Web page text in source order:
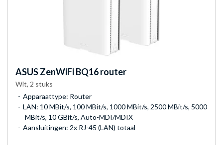
ASUSZenWiFi BQ16 router
Wit, 2 stuks
Apparaattype: Router
LAN: 10 MBit/s, 100 MBit/s, 1000 MBit/s, 2500 MBit/s, 5000
MBit/s, 10 GBit/s, Auto-MDI/MDIX
Aansluitingen: 2x RJ-45 (LAN) totaal